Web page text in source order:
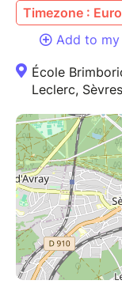
Timezone :
Add to
École
Leclerc,